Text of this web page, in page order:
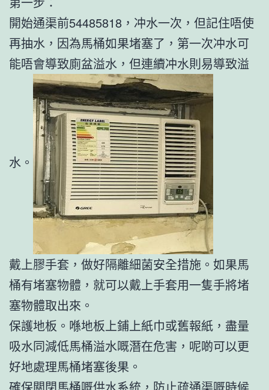
開始通渠前54485818，冲水一次，但記住唔使
再抽水，因為馬桶如果堵塞了，第一次冲水可
能唔會導致廁盆溢水，但連續冲水則易導致溢
水。
戴上膠手套，做好隔離細菌安全措施。如果馬
桶有堵塞物體，就可以戴上手套用一隻手將堵
塞物體取出來。
保護地板。喺地板上鋪上紙巾或舊報紙，盡量
吸水同減低馬桶溢水嘅潛在危害，呢啲可以更
好地處理馬桶堵塞後果。
確保關閉馬桶嘅供水系統，防止疏通渠嘅時候